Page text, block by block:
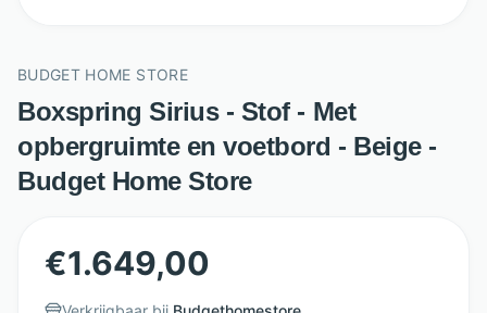
BUDGET HOME STORE
Boxspring Sirius - Stof - Met
opbergruimte en voetbord - Beige -
Budget Home Store
€1.649,00